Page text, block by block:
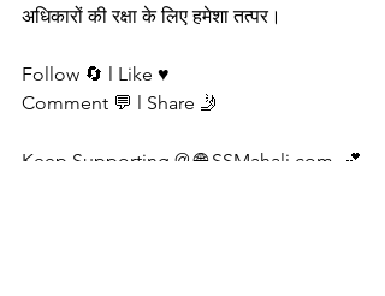
अधिकारों की रक्षा के लिए हमेशा तत्पर।
Follow 🔄 l Like ♥️
Comment 💬 l Share 🤳
Keep Supporting @ 🌐 SSMahali.com  💕